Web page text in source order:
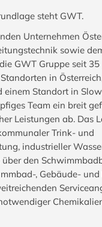
steht GWT.
Unternehmen
sowie
GWT Gruppe seit
in
einem Standort in
Team ein breit
Leistungen ab. Das
Trink- und
industrieller
den
, Gebäude-